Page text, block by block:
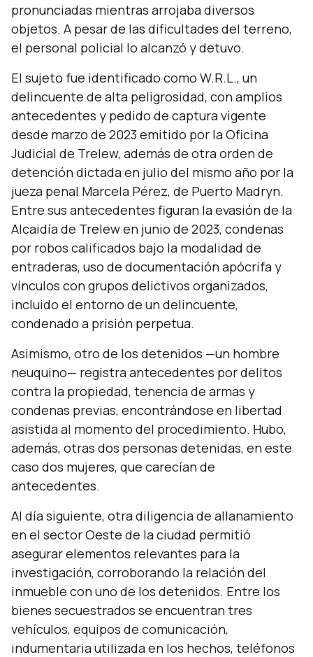
pronunciadas mientras arrojaba diversos
objetos. A pesar de las dificultades del terreno,
el personal policial lo alcanzó y detuvo.
El sujeto fue identificado como W.R.L., un
delincuente de alta peligrosidad, con amplios
antecedentes y pedido de captura vigente
desde marzo de 2023 emitido por la Oficina
Judicial de Trelew, además de otra orden de
detención dictada en julio del mismo año por la
jueza penal Marcela Pérez, de Puerto Madryn.
Entre sus antecedentes figuran la evasión de la
Alcaidía de Trelew en junio de 2023, condenas
por robos calificados bajo la modalidad de
entraderas, uso de documentación apócrifa y
vínculos con grupos delictivos organizados,
incluido el entorno de un delincuente,
condenado a prisión perpetua.
Asimismo, otro de los detenidos —un hombre
neuquino— registra antecedentes por delitos
contra la propiedad, tenencia de armas y
condenas previas, encontrándose en libertad
asistida al momento del procedimiento. Hubo,
además, otras dos personas detenidas, en este
caso dos mujeres, que carecían de
antecedentes.
Al día siguiente, otra diligencia de allanamiento
en el sector Oeste de la ciudad permitió
asegurar elementos relevantes para la
investigación, corroborando la relación del
inmueble con uno de los detenidos. Entre los
bienes secuestrados se encuentran tres
vehículos, equipos de comunicación,
indumentaria utilizada en los hechos, teléfonos